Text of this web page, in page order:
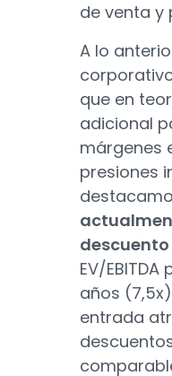
de venta y
A lo
que en
adicional
márgenes
presiones
descuento
EV/
años
entrada